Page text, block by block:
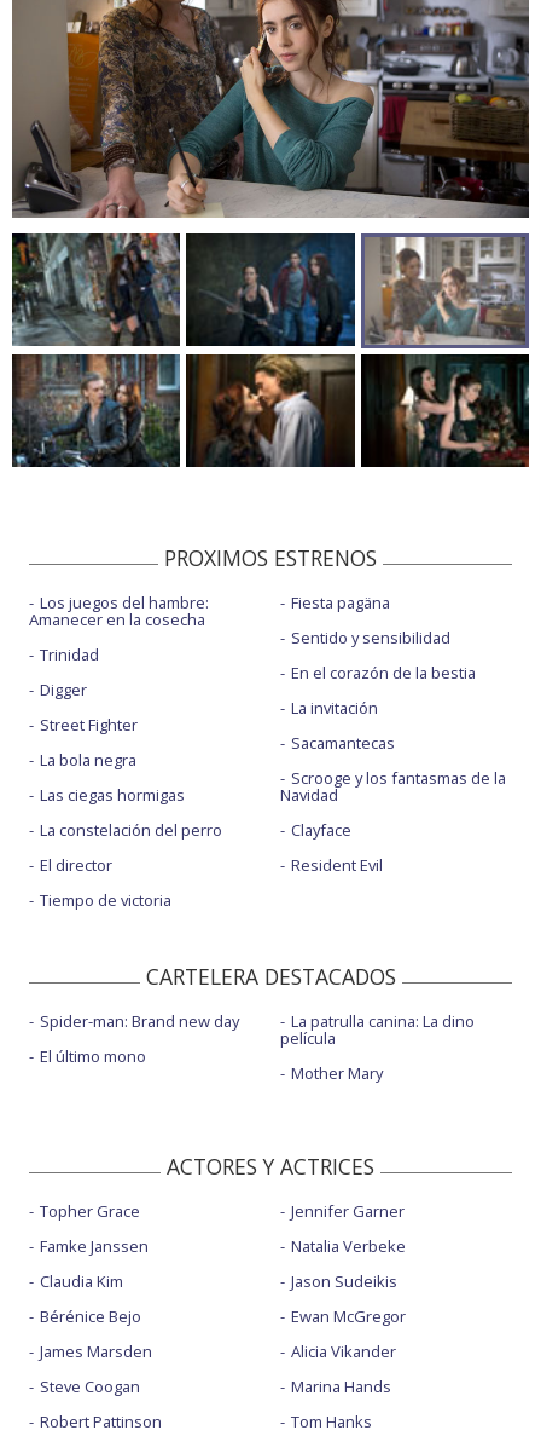
PROXIMOS ESTRENOS
Los juegos del hambre:
Amanecer en la cosecha
Trinidad
Digger
Street Fighter
La bola negra
Las ciegas hormigas
La constelación del perro
El director
Tiempo de victoria
Fiesta pagäna
Sentido y sensibilidad
En el corazón de la bestia
La invitación
Sacamantecas
Scrooge y los fantasmas de la
Navidad
Clayface
Resident Evil
CARTELERA DESTACADOS
Spider-man: Brand new day
El último mono
La patrulla canina: La dino
película
Mother Mary
ACTORES Y ACTRICES
Topher Grace
Famke Janssen
Claudia Kim
Bérénice Bejo
James Marsden
Steve Coogan
Robert Pattinson
Jennifer Garner
Natalia Verbeke
Jason Sudeikis
Ewan McGregor
Alicia Vikander
Marina Hands
Tom Hanks